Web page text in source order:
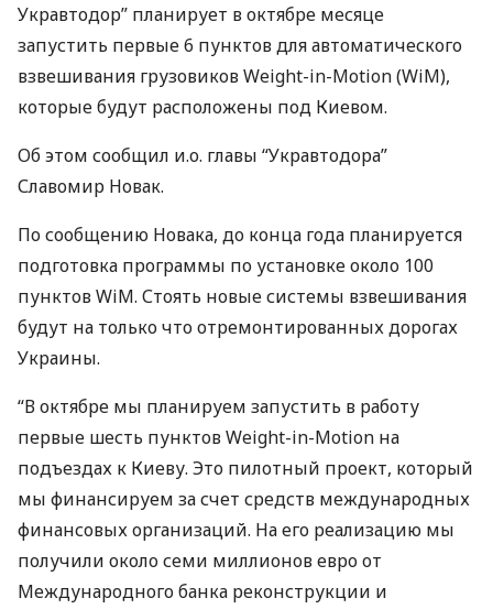
Укравтодор” планирует в октябре месяце
запустить первые 6 пунктов для автоматического
взвешивания грузовиков Weight-in-Motion (WiM),
которые будут расположены под Киевом.
Об этом сообщил и.о. главы “Укравтодора”
Славомир Новак.
По сообщению Новака, до конца года планируется
подготовка программы по установке около 100
пунктов WiM. Стоять новые системы взвешивания
будут на только что отремонтированных дорогах
Украины.
“В октябре мы планируем запустить в работу
первые шесть пунктов Weight-in-Motion на
подъездах к Киеву. Это пилотный проект, который
мы финансируем за счет средств международных
финансовых организаций. На его реализацию мы
получили около семи миллионов евро от
Международного банка реконструкции и